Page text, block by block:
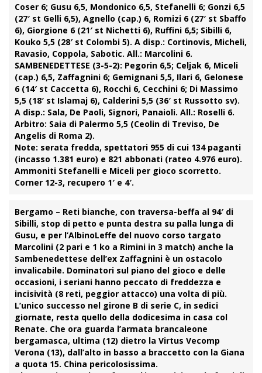
Coser 6; Gusu 6,5, Mondonico 6,5, Stefanelli 6; Gonzi 6,5
(27′ st Gelli 6,5), Agnello (cap.) 6, Romizi 6 (27′ st Sbaffo
6), Giorgione 6 (21′ st Nichetti 6), Ruffini 6,5; Sibilli 6,
Kouko 5,5 (28′ st Colombi 5). A disp.: Cortinovis, Micheli,
Ravasio, Coppola, Sabotic. All.: Marcolini 6.
SAMBENEDETTESE (3-5-2): Pegorin 6,5; Celjak 6, Miceli
(cap.) 6,5, Zaffagnini 6; Gemignani 5,5, Ilari 6, Gelonese
6 (14′ st Caccetta 6), Rocchi 6, Cecchini 6; Di Massimo
5,5 (18′ st Islamaj 6), Calderini 5,5 (36′ st Russotto sv).
A disp.: Sala, De Paoli, Signori, Panaioli. All.: Roselli 6.
Arbitro: Saia di Palermo 5,5 (Ceolin di Treviso, De
Angelis di Roma 2).
Note: serata fredda, spettatori 955 di cui 134 paganti
(incasso 1.381 euro) e 821 abbonati (rateo 4.976 euro).
Ammoniti Stefanelli e Miceli per gioco scorretto.
Corner 12-3, recupero 1′ e 4′.
Bergamo – Reti bianche, con traversa-beffa al 94′ di
Sibilli, stop di petto e punta destra su palla lunga di
Gusu, e per l’AlbinoLeffe del nuovo corso targato
Marcolini (2 pari e 1 ko a Rimini in 3 match) anche la
Sambenedettese dell’ex Zaffagnini è un ostacolo
invalicabile. Dominatori sul piano del gioco e delle
occasioni, i seriani hanno peccato di freddezza e
incisività (8 reti, peggior attacco) una volta di più.
L’unico successo nel girone B di serie C, in sedici
giornate, resta quello della dodicesima in casa col
Renate. Che ora guarda l’armata brancaleone
bergamasca, ultima (12) dietro la Virtus Vecomp
Verona (13), dall’alto in basso a braccetto con la Giana
a quota 15. China pericolosissima.